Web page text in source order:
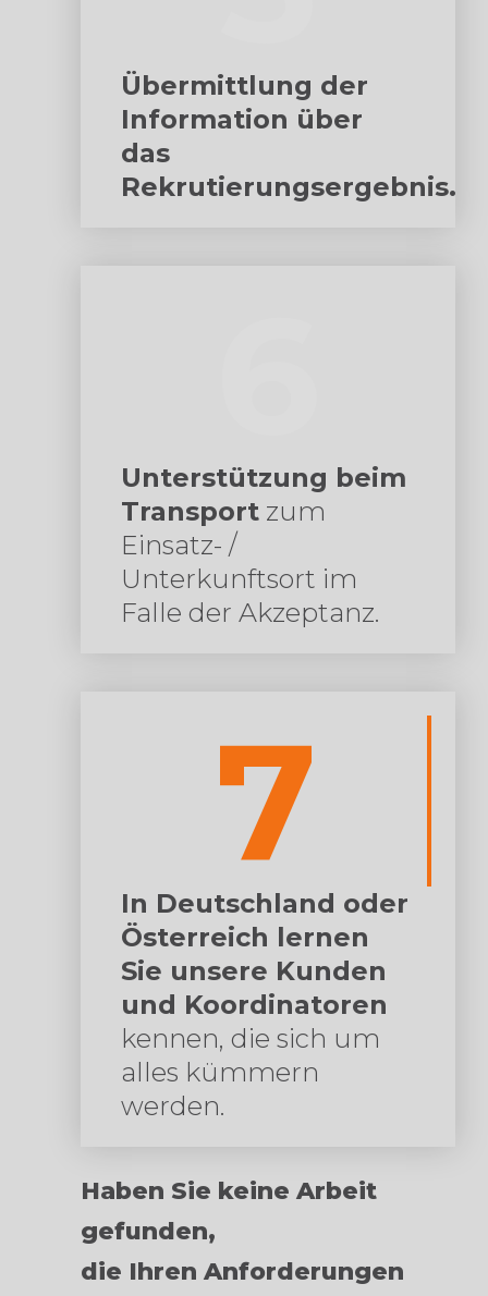
Übermittlung der
Information über
das
Rekrutierungsergebnis.
Unterstützung beim
Transport zum
Einsatz- /
Unterkunftsort im
Falle der Akzeptanz.
7
In Deutschland oder
Österreich lernen
Sie unsere Kunden
und Koordinatoren
kennen, die sich um
alles kümmern
werden.
Haben Sie keine Arbeit
gefunden,
die Ihren Anforderungen